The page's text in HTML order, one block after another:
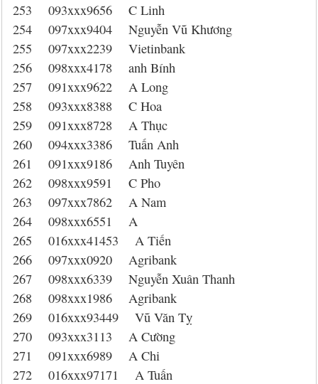
253 093xxx9656 C Linh
254 097xxx9404 Nguyễn Vũ Khương
255 097xxx2239 Vietinbank
256 098xxx4178 anh Bính
257 091xxx9622 A Long
258 093xxx8388 C Hoa
259 091xxx8728 A Thục
260 094xxx3386 Tuấn Anh
261 091xxx9186 Anh Tuyên
262 098xxx9591 C Pho
263 097xxx7862 A Nam
264 098xxx6551 A
265 016xxx41453 A Tiến
266 097xxx0920 Agribank
267 098xxx6339 Nguyễn Xuân Thanh
268 098xxx1986 Agribank
269 016xxx93449 Vũ Văn Tỵ
270 093xxx3113 A Cường
271 091xxx6989 A Chi
272 016xxx97171 A Tuấn